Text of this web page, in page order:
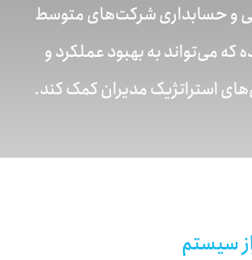
و حسابداری شرکت‌های متوسط
می‌تواند به بهبود عملکرد و
استراتژیک مدیران کمک کند.
سیستم